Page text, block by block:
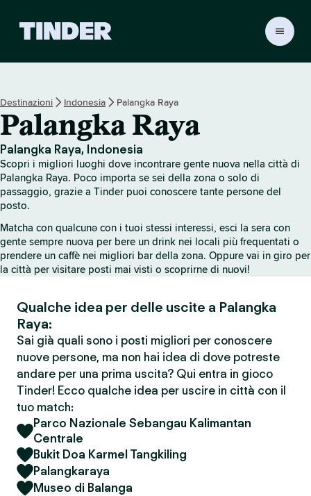
T
i
n
d
e
r
Destinazioni Indonesia Palangka Raya
Palangka Raya
Palangka Raya, Indonesia
Scopri i migliori luoghi dove incontrare gente nuova nella città di
Palangka Raya. Poco importa se sei della zona o solo di
passaggio, grazie a Tinder puoi conoscere tante persone del
posto.
Matcha con qualcunə con i tuoi stessi interessi, esci la sera con
gente sempre nuova per bere un drink nei locali più frequentati o
prendere un caffè nei migliori bar della zona. Oppure vai in giro per
la città per visitare posti mai visti o scoprirne di nuovi!
Qualche idea per delle uscite a Palangka
Raya:
Sai già quali sono i posti migliori per conoscere
nuove persone, ma non hai idea di dove potreste
andare per una prima uscita? Qui entra in gioco
Tinder! Ecco qualche idea per uscire in città con il
tuo match:
Parco Nazionale Sebangau Kalimantan
Centrale
Bukit Doa Karmel Tangkiling
Palangkaraya
Museo di Balanga